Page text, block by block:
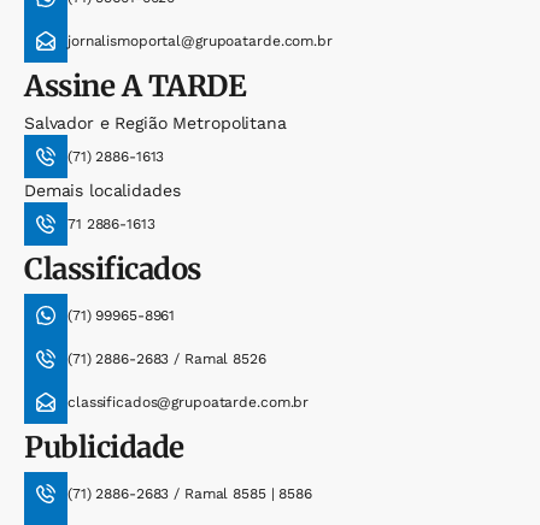
jornalismoportal@grupoatarde.com.br
AssineA TARDE
Salvador e Região Metropolitana
(71) 2886-1613
Demais localidades
71 2886-1613
Classificados
(71) 99965-8961
(71) 2886-2683 / Ramal 8526
classificados@grupoatarde.com.br
Publicidade
(71) 2886-2683 / Ramal 8585 | 8586